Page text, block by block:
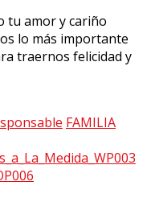
tu amor y cariño
lo más importante
traernos felicidad y
FAMILIA